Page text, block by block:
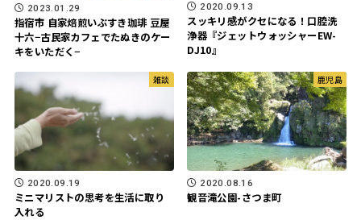
2023.01.29
指宿市 自家焙煎いぶすき珈琲 豆屋
十六−古民家カフェでたぬきのケー
キをいただく−
2020.09.13
スッキリ感がクセになる！口腔洗
浄器『ジェットウォッシャーEW-
DJ10』
雑談
2020.09.19
ミニマリストの思考を生活に取り
入れる
鹿児島
2020.08.16
観音滝公園-さつま町